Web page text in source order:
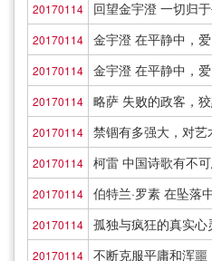
20170114 回望金宇澄 一切归
20170114 金宇澄 在平静中，
20170114 金宇澄 在平静中，
20170114 略萨 失败的政客，
20170114 禁锢有多强大，对
20170114 柯雷 中国诗歌有不
20170114 伯特兰·罗素 在坠落
20170114 孤独与疯狂的真实心
20170114 不断克服平庸和浑噩